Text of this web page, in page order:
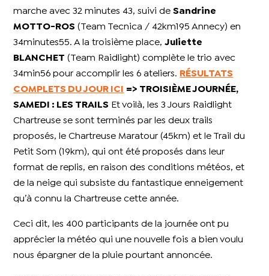
marche avec 32 minutes 43, suivi deSandrine
MOTTO-ROS (Team Tecnica / 42km195 Annecy) en
34minutes55. A la troisième place,Juliette
BLANCHET (Team Raidlight) complète le trio avec
34min56 pour accomplir les 6 ateliers.
RÉSULTATS
COMPLETS DU JOUR ICI
=> TROISIÈME JOURNÉE,
SAMEDI : LES TRAILS
Et voilà, les 3 Jours Raidlight
Chartreuse se sont terminés par les deux trails
proposés, le Chartreuse Maratour (45km) et le Trail du
Petit Som (19km), qui ont été proposés dans leur
format de replis, en raison des conditions météos, et
de la neige qui subsiste du fantastique enneigement
qu’à connu la Chartreuse cette année.
Ceci dit, les 400 participants de la journée ont pu
apprécier la météo qui une nouvelle fois a bien voulu
nous épargner de la pluie pourtant annoncée.